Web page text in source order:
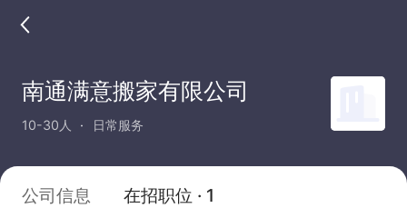
南通满意搬家有限公司
10-30人 日常服务
公司信息 在招职位 · 1